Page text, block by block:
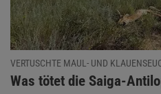
VERTUSCHTE MAUL- UND
:
Was tötet die Saiga-